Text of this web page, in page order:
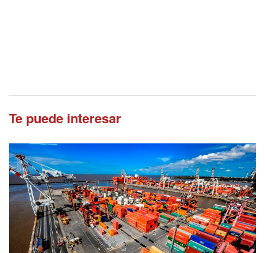
Te puede interesar